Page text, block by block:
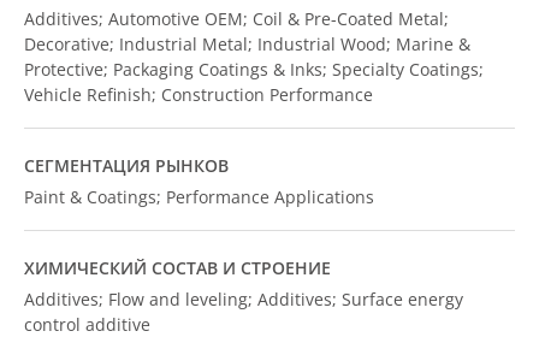
Additives; Automotive OEM; Coil & Pre-Coated Metal;
Decorative; Industrial Metal; Industrial Wood; Marine &
Protective; Packaging Coatings & Inks; Specialty Coatings;
Vehicle Refinish; Construction Performance
СЕГМЕНТАЦИЯ РЫНКОВ
Paint & Coatings; Performance Applications
ХИМИЧЕСКИЙ СОСТАВ И СТРОЕНИЕ
Additives; Flow and leveling; Additives; Surface energy
control additive